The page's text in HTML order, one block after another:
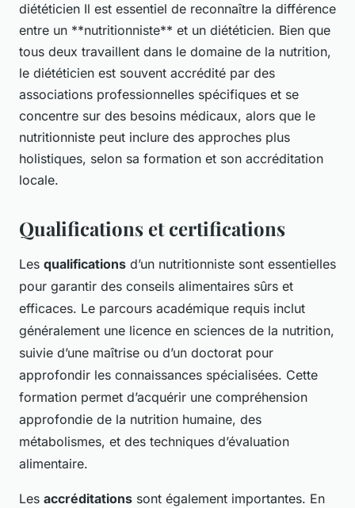
diététicien Il est essentiel de reconnaître la différence
entre un **nutritionniste** et un diététicien. Bien que
tous deux travaillent dans le domaine de la nutrition,
le diététicien est souvent accrédité par des
associations professionnelles spécifiques et se
concentre sur des besoins médicaux, alors que le
nutritionniste peut inclure des approches plus
holistiques, selon sa formation et son accréditation
locale.
Qualifications et certifications
Les qualifications d’un nutritionniste sont essentielles
pour garantir des conseils alimentaires sûrs et
efficaces. Le parcours académique requis inclut
généralement une licence en sciences de la nutrition,
suivie d’une maîtrise ou d’un doctorat pour
approfondir les connaissances spécialisées. Cette
formation permet d’acquérir une compréhension
approfondie de la nutrition humaine, des
métabolismes, et des techniques d’évaluation
alimentaire.
Les accréditations sont également importantes. En